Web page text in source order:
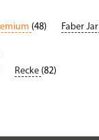
(48) Faber Jar
Recke (82)